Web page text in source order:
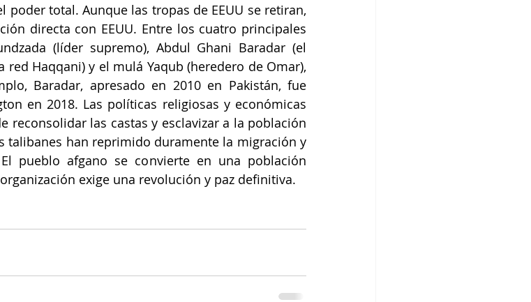
total. Aunque las tropas de EEUU se retiran,
directa con EEUU. Entre los cuatro principales
(líder supremo), Abdul Ghani Baradar (el
Haqqani) y el mulá Yaqub (heredero de Omar),
Baradar, apresado en 2010 en Pakistán, fue
en 2018. Las políticas religiosas y económicas
reconsolidar las castas y esclavizar a la población
talibanes han reprimido duramente la migración y
pueblo afgano se convierte en una población
exige una revolución y paz definitiva.